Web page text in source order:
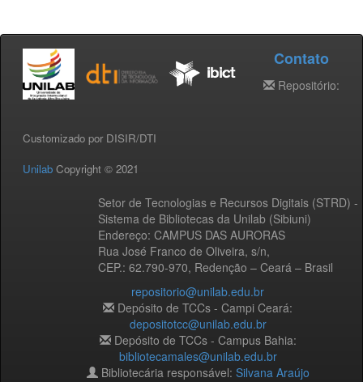
Customizado por DISIR/DTI
Unilab Copyright © 2021
Setor de Tecnologias e Recursos Digitais (STRD) -
Sistema de Bibliotecas da Unilab (Sibiuni)
Endereço: CAMPUS DAS AURORAS
Rua José Franco de Oliveira, s/n,
CEP.: 62.790-970, Redenção – Ceará – Brasil
Contato
Repositório:
repositorio@unilab.edu.br
Depósito de TCCs - Campi Ceará:
depositotcc@unilab.edu.br
Depósito de TCCs - Campus Bahia:
bibliotecamales@unilab.edu.br
Bibliotecária responsável: Silvana Araújo